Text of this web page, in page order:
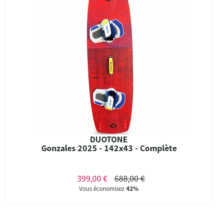
DUOTONE
Gonzales 2025 - 142x43 - Complète
399,00 € 688,00 €
Vous économisez42%